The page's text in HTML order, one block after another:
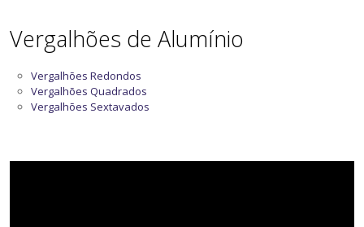
Vergalhões de Alumínio
Vergalhões Redondos
Vergalhões Quadrados
Vergalhões Sextavados